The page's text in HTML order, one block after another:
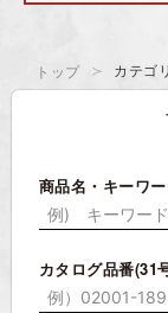
トップ カテゴ
商品名・キーワ
カタログ品番(31